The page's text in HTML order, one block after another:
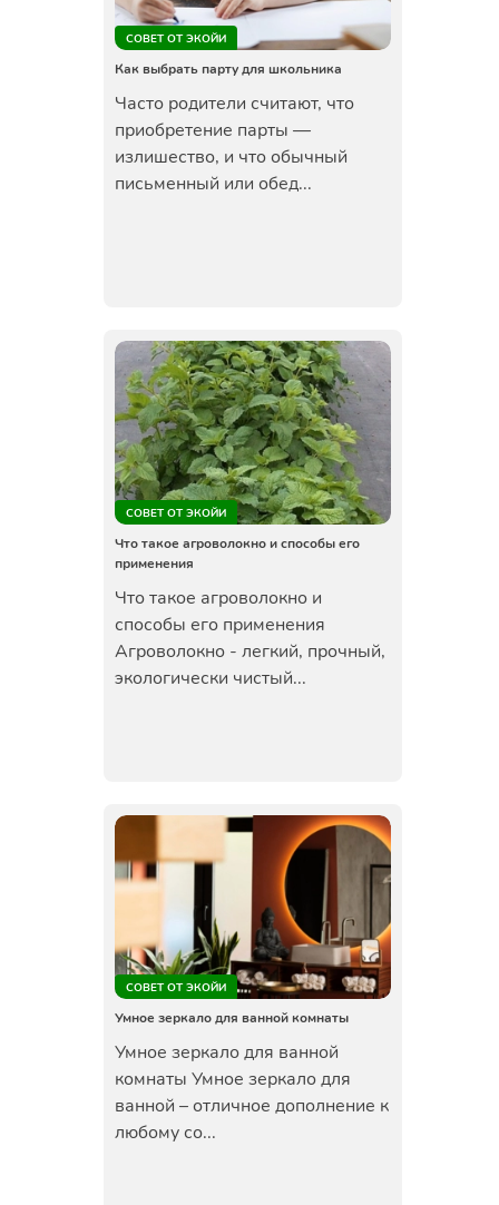
СОВЕТ ОТ ЭКОЙИ
Как выбрать парту для школьника
Часто родители считают, что
приобретение парты —
излишество, и что обычный
письменный или обед...
СОВЕТ ОТ ЭКОЙИ
Что такое агроволокно и способы его
применения
Что такое агроволокно и
способы его применения
Агроволокно - легкий, прочный,
экологически чистый...
СОВЕТ ОТ ЭКОЙИ
Умное зеркало для ванной комнаты
Умное зеркало для ванной
комнаты Умное зеркало для
ванной – отличное дополнение к
любому со...